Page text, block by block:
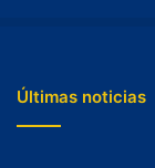
Últimas noticias